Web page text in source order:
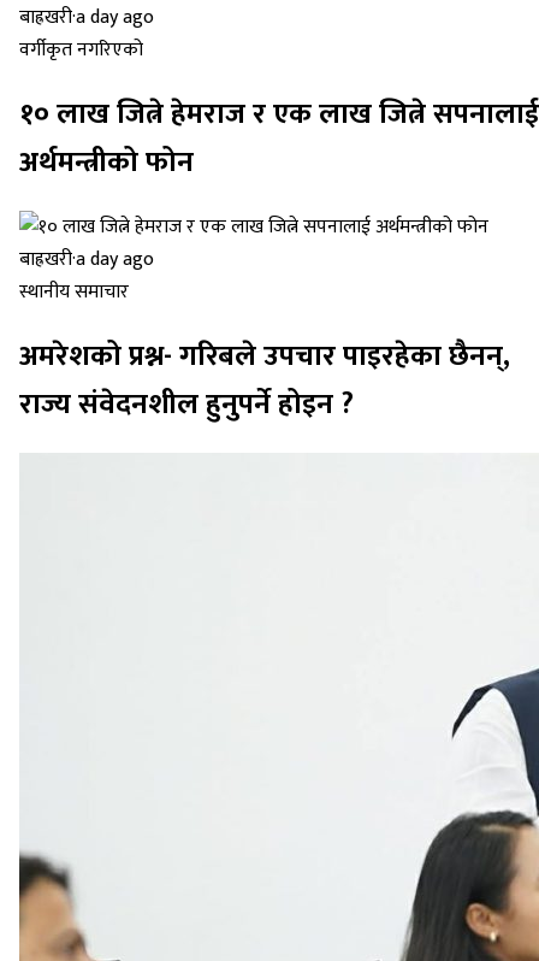
बाह्रखरी·a day ago
वर्गीकृत नगरिएको
१० लाख जित्ने हेमराज र एक लाख जित्ने सपनालाई
अर्थमन्त्रीको फोन
बाह्रखरी·a day ago
स्थानीय समाचार
अमरेशको प्रश्न- गरिबले उपचार पाइरहेका छैनन्,
राज्य संवेदनशील हुनुपर्ने होइन ?